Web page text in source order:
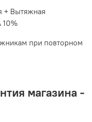
+ Вытяжная
10%
при повторном
магазина -